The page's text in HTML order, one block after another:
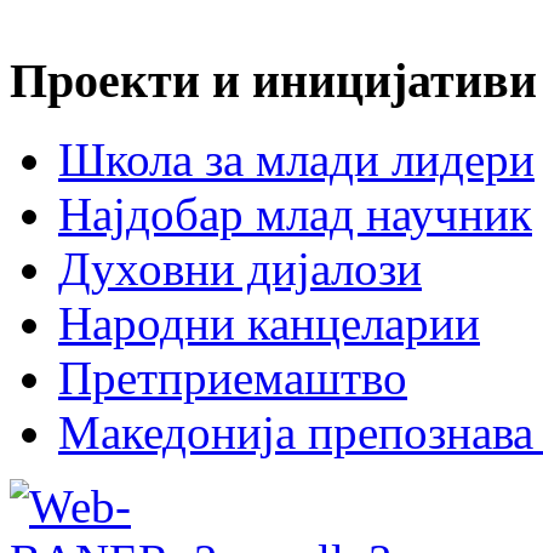
Проекти и иницијативи
Школа за млади лидери
Најдобар млад научник
Духовни дијалози
Народни канцеларии
Претприемаштво
Македонија